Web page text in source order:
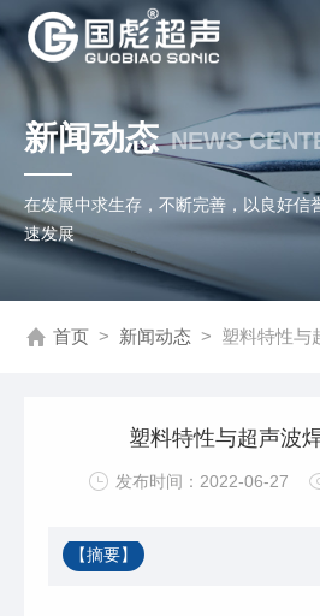
新闻动态 NEWS
在发展中求生存，不断完善，以良好信
速发展
首页 > 新闻动态 > 塑料特性与
塑料特性与超声波
发布时间：2022-06-27
【摘要】